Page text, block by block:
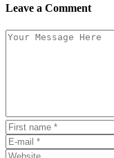
Leave a Comment